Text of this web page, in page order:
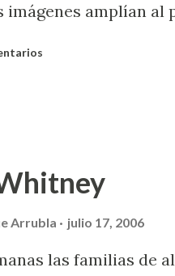
imágenes amplían al
Arrubla julio 17, 2006
las familias de